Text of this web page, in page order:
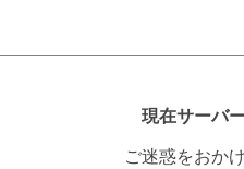
現在サーバ
ご迷惑をおか